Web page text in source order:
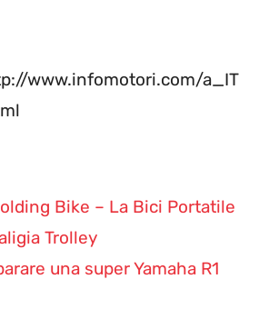
www.infomotori.com/a_IT
Bike – La Bici Portatile
Trolley
una super Yamaha R1